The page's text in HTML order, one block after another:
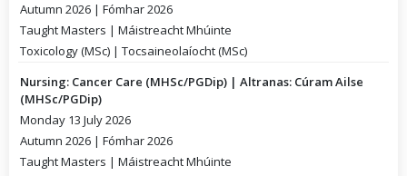
Autumn 2026 | Fómhar 2026
Taught Masters | Máistreacht Mhúinte
Toxicology (MSc) | Tocsaineolaíocht (MSc)
Nursing: Cancer Care (MHSc/PGDip) | Altranas: Cúram Ailse
(MHSc/PGDip)
Monday 13 July 2026
Autumn 2026 | Fómhar 2026
Taught Masters | Máistreacht Mhúinte